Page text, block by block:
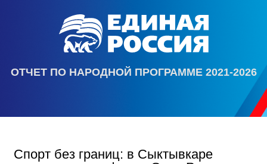
ОТЧЕТ ПО НАРОДНОЙ ПРОГРАММЕ 2021-2026
Спорт без границ: в Сыктывкаре